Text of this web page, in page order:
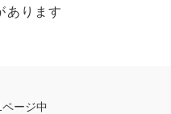
あります
ージ中